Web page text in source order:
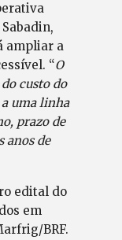
ampliar a
“O
custo do
uma linha
prazo de
anos de
edital do
em
BRF.